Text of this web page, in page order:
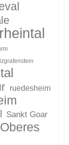
ruedesheim
Sankt Goar